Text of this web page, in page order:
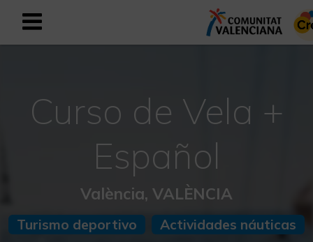
Español
Mediterráneo Activo-Deportivo
Mediterráneo Cultural
Mediterráneo Natural-Rural
Curso de Vela +
Español
València, VALÈNCIA
Turismo deportivo Actividades náuticas